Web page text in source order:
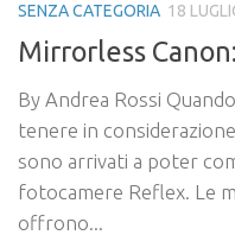
SENZA CATEGORIA 18
Mirrorless
By Andrea Rossi
tenere in
sono arrivati a poter
fotocamere Reflex. Le
offrono...